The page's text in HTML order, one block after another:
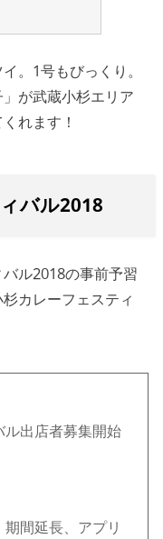
。1号もびっくり。
が武蔵小杉エリア
れます！
バル2018
ル2018の事前予習
カレーフェスティ
ル出店者募集開始
間延長、アプリ